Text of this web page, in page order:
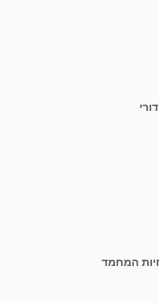
המחמד